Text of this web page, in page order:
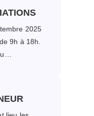
2025
9h à 18h.